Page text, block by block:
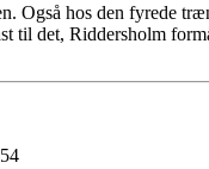
Også hos den fyrede
til det, Riddersholm